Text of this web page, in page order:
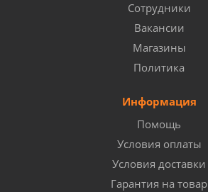
Сотрудники
Вакансии
Магазины
Политика
Информация
Помощь
Условия оплаты
Условия доставки
Гарантия на товар